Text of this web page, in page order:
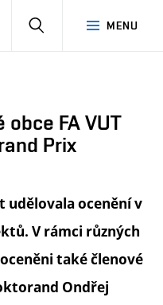
MENU
FA VUT
Prix
udělovala ocenění v
V rámci různých
také členové
Ondřej